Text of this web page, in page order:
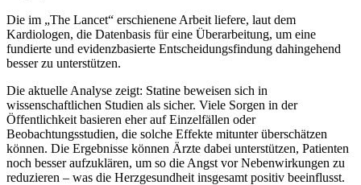
Die im „The Lancet“ erschienene Arbeit liefere, laut dem
Kardiologen, die Datenbasis für eine Überarbeitung, um eine
fundierte und evidenzbasierte Entscheidungsfindung dahingehend
besser zu unterstützen.
Die aktuelle Analyse zeigt: Statine beweisen sich in
wissenschaftlichen Studien als sicher. Viele Sorgen in der
Öffentlichkeit basieren eher auf Einzelfällen oder
Beobachtungsstudien, die solche Effekte mitunter überschätzen
können. Die Ergebnisse können Ärzte dabei unterstützen, Patienten
noch besser aufzuklären, um so die Angst vor Nebenwirkungen zu
reduzieren – was die Herzgesundheit insgesamt positiv beeinflusst.